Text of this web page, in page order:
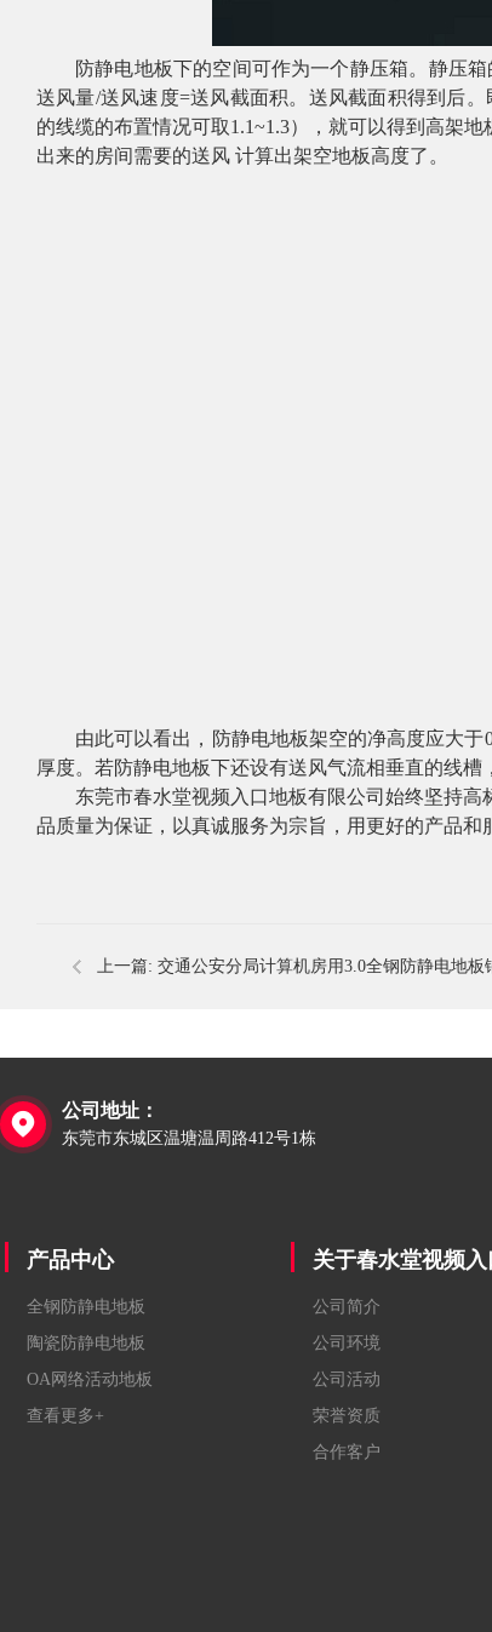
防静电地板下的空间可作为一个静压箱。静压箱
送风量/送风速度=送风截面积。送风截面积得到后
的线缆的布置情况可取1.1~1.3），就可以得到高架
出来的房间需要的送风 计算出架空地板高度了。
由此可以看出，防静电地板架空的净高度应大于
厚度。若防静电地板下还设有送风气流相垂直的线槽
东莞市春水堂视频入口地板有限公司 始终坚持高标
品质量为保证，以真诚服务为宗旨，用更好的产
上一篇: 交通公安分局计算机房用3.0全钢防静电地板

公司地址：
东莞市东城区温塘温周路412号1栋
产品中心
全钢防静电地板
陶瓷防静电地板
OA网络活动地板
查看更多+
关于春水堂视频入
公司简介
公司环境
公司活动
荣誉资质
合作客户